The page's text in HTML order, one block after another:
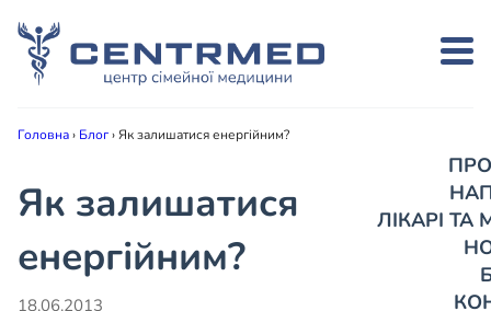
ЛІКАРІ
Головна› Блог›Як залишатися енергійним?
Як залишатися
енергійним?
18.06.2013